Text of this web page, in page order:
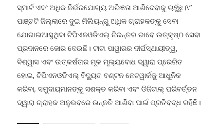
ସ୍ମାର୍ଟ ଏବଂ ଅଧିକ ନିର୍ଭରଯୋଗ୍ୟ ଅଭିଜ୍ଞତା ଆଣିଦେବାକୁ ଚାହୁଁଛୁ।\”
ପାଞ୍ଚଟି ଜିଲ୍ଲାରେ ଦୁଇ ମିଲିୟନ୍‌ରୁ ଅଧିକ ଗ୍ରାହକଙ୍କୁ ସେବା
ଯୋଗାଇଆସୁଥିବା ଟିପିଏନଓଡିଏଲ୍ ନିରନ୍ତର ଭାବେ ଉତ୍କୃଷ୍ଠ ସେବା
ପ୍ରଦାନରେ ଜୋର ଦେଉଛି। ଟାଟା ପାୱାରର ଦୀର୍ଘସ୍ଥାୟୀତ୍ୱ,
ବିଶ୍ୱାସ ଏବଂ ଉତ୍କର୍ଷତାର ମୂଳ ମୂଲ୍ୟବୋଧ ଦ୍ୱାରା ପ୍ରେରିତ
ହୋଇ, ଟିପିଏନଓଡିଏଲ୍ ବିଦ୍ୟୁତ ବଣ୍ଟନ ନେଟୱାର୍କକୁ ଆଧୁନିକ
କରିବା, ସମୁଦାୟମାନଙ୍କୁ ସଶକ୍ତ କରିବା ଏବଂ ଡିଜିଟାଲ୍ ପରିବର୍ତ୍ତନ
ଦ୍ୱାରା ଗ୍ରାହକ ଅନୁଭବରେ ଉନ୍ନତି ଆଣିବା ପାଇଁ ପ୍ରତିବଦ୍ଧ ରହିଛି।